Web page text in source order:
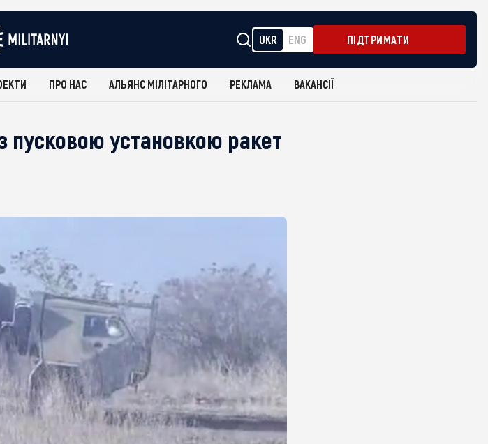
UKR ENG ПІДТРИМАТИ
ПРО НАС АЛЬЯНС МІЛІТАРНОГО РЕКЛАМА ВАКАНСІЇ
пусковою установкою ракет